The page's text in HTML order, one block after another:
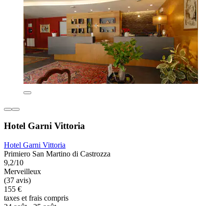
Hotel Garni Vittoria
Hotel Garni Vittoria
Primiero San Martino di Castrozza
9,2/10
Merveilleux
(37 avis)
155 €
taxes et frais compris